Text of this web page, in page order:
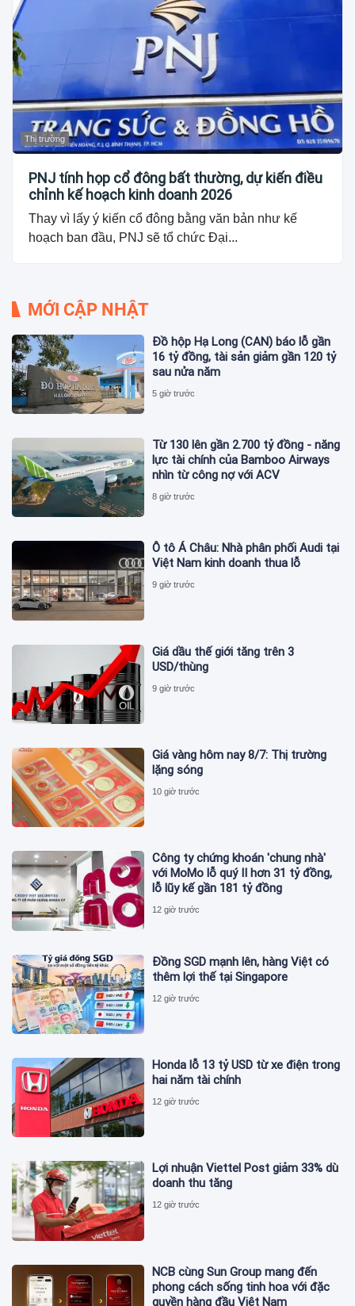
Thị trường
PNJ tính họp cổ đông bất thường, dự kiến điều
chỉnh kế hoạch kinh doanh 2026
Thay vì lấy ý kiến cổ đông bằng văn bản như kế
hoạch ban đầu, PNJ sẽ tổ chức Đại...
MỚI CẬP NHẬT
Đồ hộp Hạ Long (CAN) báo lỗ gần
16 tỷ đồng, tài sản giảm gần 120 tỷ
sau nửa năm
5 giờ trước
Từ 130 lên gần 2.700 tỷ đồng - năng
lực tài chính của Bamboo Airways
nhìn từ công nợ với ACV
8 giờ trước
Ô tô Á Châu: Nhà phân phối Audi tại
Việt Nam kinh doanh thua lỗ
9 giờ trước
Giá dầu thế giới tăng trên 3
USD/thùng
9 giờ trước
Giá vàng hôm nay 8/7: Thị trường
lặng sóng
10 giờ trước
Công ty chứng khoán 'chung nhà'
với MoMo lỗ quý II hơn 31 tỷ đồng,
lỗ lũy kế gần 181 tỷ đồng
12 giờ trước
Đồng SGD mạnh lên, hàng Việt có
thêm lợi thế tại Singapore
12 giờ trước
Honda lỗ 13 tỷ USD từ xe điện trong
hai năm tài chính
12 giờ trước
Lợi nhuận Viettel Post giảm 33% dù
doanh thu tăng
12 giờ trước
NCB cùng Sun Group mang đến
phong cách sống tinh hoa với đặc
quyền hàng đầu Việt Nam